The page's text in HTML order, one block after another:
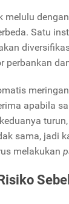
melulu
Satu
perbankan
apabila
sama, jadi
melakukan